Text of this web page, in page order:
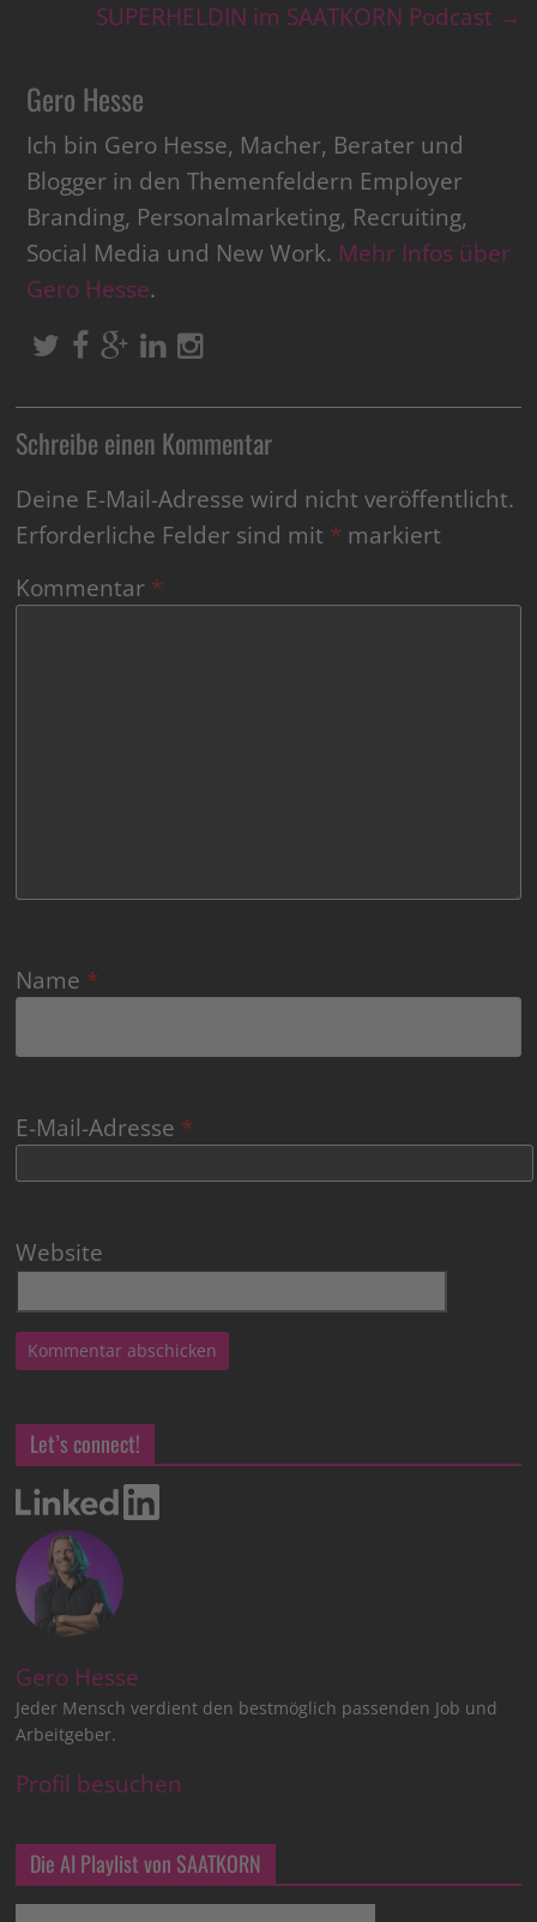
SUPERHELDIN im SAATKORN Podcast →
Gero Hesse
Ich bin Gero Hesse, Macher, Berater und
Blogger in den Themenfeldern Employer
Branding, Personalmarketing, Recruiting,
Social Media und New Work. Mehr Infos über
Gero Hesse.
Schreibe einen Kommentar
Deine E-Mail-Adresse wird nicht veröffentlicht.
Erforderliche Felder sind mit * markiert
Kommentar *
Name *
E-Mail-Adresse *
Website
Let’s connect!
Gero Hesse
Jeder Mensch verdient den bestmöglich passenden Job und
Arbeitgeber.
Profil besuchen
Die AI Playlist von SAATKORN